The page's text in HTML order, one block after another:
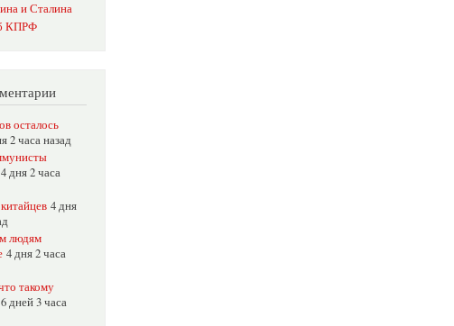
и Сталина
КПРФ
осталось
2 часа назад
4 дня 2 часа
4 дня
людям
4 дня 2 часа
такому
6 дней 3 часа